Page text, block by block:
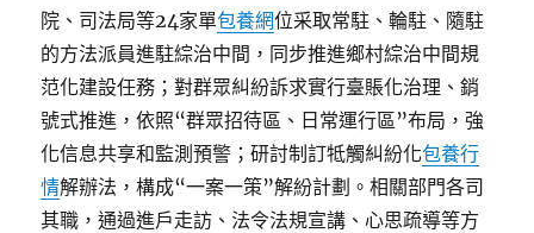
院、司法局等24家單包養網位采取常駐、輪駐、隨駐
的方法派員進駐綜治中間，同步推進鄉村綜治中間規
范化建設任務；對群眾糾紛訴求實行臺賬化治理、銷
號式推進，依照“群眾招待區、日常運行區”布局，強
化信息共享和監測預警；研討制訂牴觸糾紛化包養行
情解辦法，構成“一案一策”解紛計劃。相關部門各司
其職，通過進戶走訪、法令法規宣講、心思疏導等方